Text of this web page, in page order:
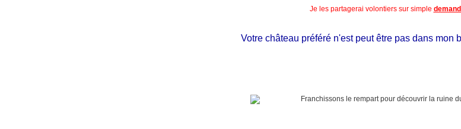
Je les partagerai volontiers sur simple
Votre château préféré n'est peut être pas dans mon